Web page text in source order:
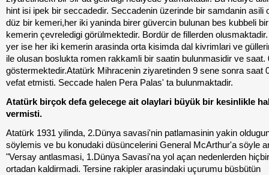
hint isi ipek bir seccadedir. Seccadenin üzerinde bir samdanin asili
düz bir kemeri,her iki yaninda birer güvercin bulunan bes kubbeli
kemerin çevreledigi görülmektedir. Bordür de fillerden
yer ise her iki kemerin arasinda orta kisimda dal kivrimlari ve
ile olusan boslukta romen rakkamli bir saatin bulunmasidir ve saat.
göstermektedir.Atatürk Mihracenin ziyaretinden 9 sene sonra saat
vefat etmisti. Seccade halen Pera Palas' ta bulunmaktadir.
Atatürk birçok defa gelecege ait olaylari büyük bir kesinlikle
vermisti.
Atatürk 1931 yilinda, 2.Dünya savasi'nin patlamasinin yakin
söylemis ve bu konudaki düsüncelerini General McArthur'a söyle
"Versay antlasmasi, 1.Dünya Savasi'na yol açan nedenlerden
ortadan kaldirmadi. Tersine rakipler arasindaki uçurumu büsbütün